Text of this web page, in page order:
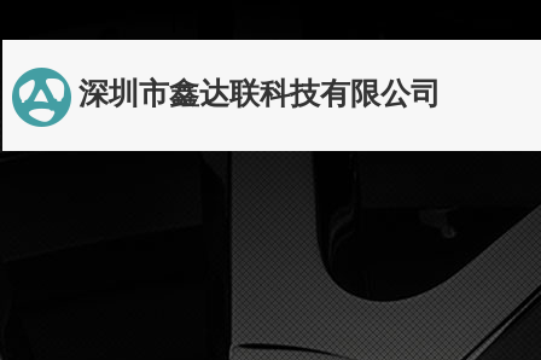
深圳市鑫达联科技有限公司